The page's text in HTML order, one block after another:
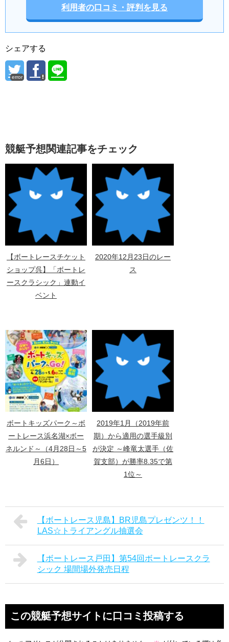
利用者の口コミ・評判を見る
シェアする
error
競艇予想関連記事をチェック
【ボートレースチケット
ショップ呉】「ボートレ
ースクラシック」連動イ
ベント
2020年12月23日のレー
ス
ボートキッズパーク～ボ
ートレース浜名湖×ボー
ネルンド～（4月28日～5
月6日）
2019年1月（2019年前
期）から適用の選手級別
が決定 ～峰竜太選手（佐
賀支部）が勝率8.35で第
1位～
【ボートレース児島】BR児島プレゼンツ！！
LAS☆トライアングル抽選会
【ボートレース戸田】第54回ボートレースクラ
シック 場間場外発売日程
この競艇予想サイトに口コミ投稿する